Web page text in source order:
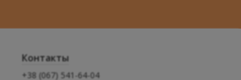
Контакты
+38 (067) 541-64-04